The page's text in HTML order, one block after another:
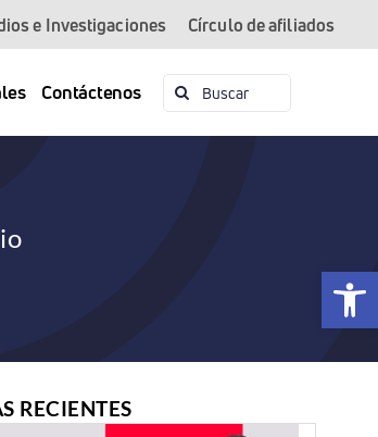
Abrir
e Investigaciones Círculo de afiliados
Contáctenos Buscar:
RECIENTES